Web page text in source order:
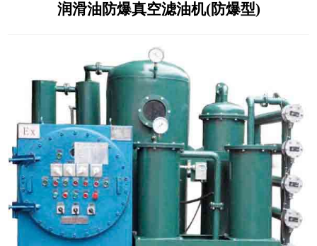
润滑油防爆真空滤油机(防爆型)